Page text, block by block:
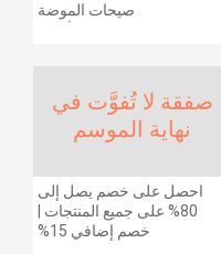
صيحات الموضة
صفقة لا تُفوَّت في
نهاية الموسم
احصل على خصم يصل إلى
80% على جميع المنتجات |
خصم إضافي 15%